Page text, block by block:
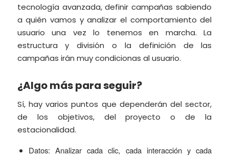
tecnología avanzada, definir campañas sabiendo
a quién vamos y analizar el comportamiento del
usuario una vez lo tenemos en marcha. La
estructura y división o la definición de las
campañas irán muy condicionas al usuario.
¿Algo más para seguir?
Sí, hay varios puntos que dependerán del sector,
de los objetivos, del proyecto o de la
estacionalidad.
Datos: Analizar cada clic, cada interacción y cada